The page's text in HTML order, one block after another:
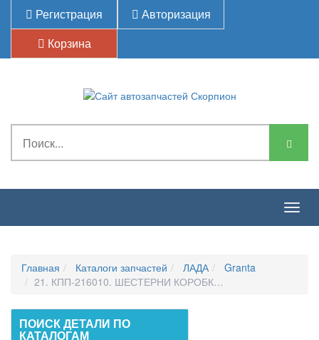
Регистрация
Авторизация
Корзина
Главная Каталоги запчастей ЛАДА
Granta
21. КПП-216010. ШЕСТЕРНИ КОРОБКИ ПЕРЕДАЧ
ПОИСК ДЕТАЛИ ПО
КАТАЛОГАМ